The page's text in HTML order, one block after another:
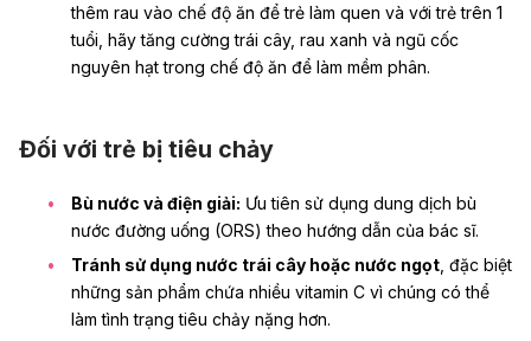
thêm rau vào chế độ ăn để trẻ làm quen và với trẻ trên 1
tuổi, hãy tăng cường trái cây, rau xanh và ngũ cốc
nguyên hạt trong chế độ ăn để làm mềm phân.
Đối với trẻ bị tiêu chảy
Bù nước và điện giải: Ưu tiên sử dụng dung dịch bù
nước đường uống (ORS) theo hướng dẫn của bác sĩ.
Tránh sử dụng nước trái cây hoặc nước ngọt , đặc biệt
những sản phẩm chứa nhiều vitamin C vì chúng có thể
làm tình trạng tiêu chảy nặng hơn.